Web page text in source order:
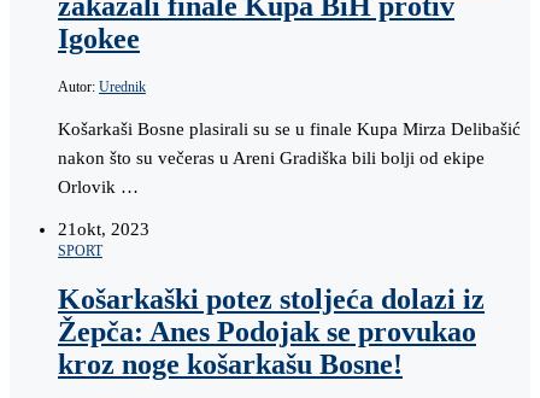
zakazali finale Kupa BiH protiv
Igokee
Autor: Urednik
Košarkaši Bosne plasirali su se u finale Kupa Mirza Delibašić
nakon što su večeras u Areni Gradiška bili bolji od ekipe
Orlovik …
21okt, 2023
SPORT
Košarkaški potez stoljeća dolazi iz
Žepča: Anes Podojak se provukao
kroz noge košarkašu Bosne!